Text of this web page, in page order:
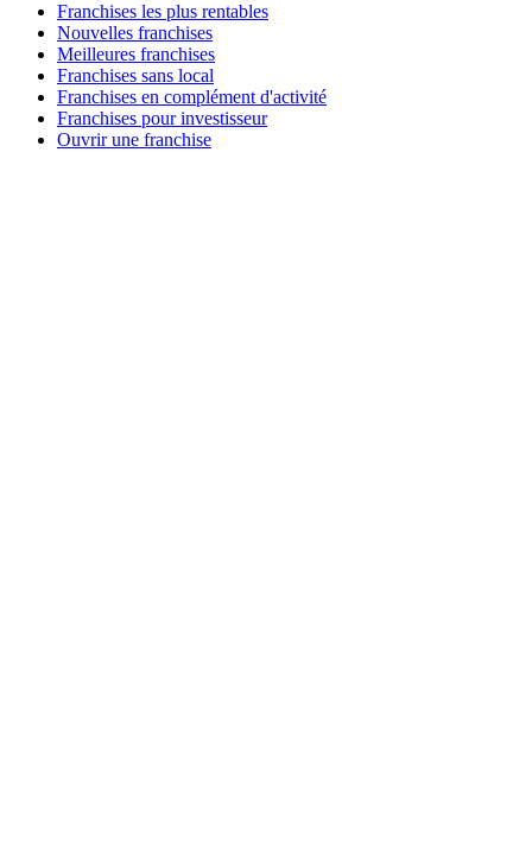
Franchises les plus rentables
Nouvelles franchises
Meilleures franchises
Franchises sans local
Franchises en complément d'activité
Franchises pour investisseur
Ouvrir une franchise